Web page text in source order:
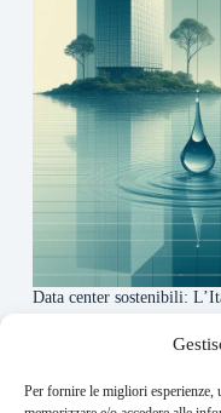
Per fornire le migliori esperienze,
Data center sostenibili:
About this website